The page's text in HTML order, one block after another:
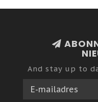
And stay up to